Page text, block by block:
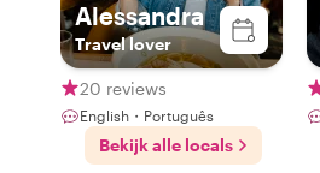
Alessandra
Travel lover
20 reviews
English・Português
Bekijk alle locals